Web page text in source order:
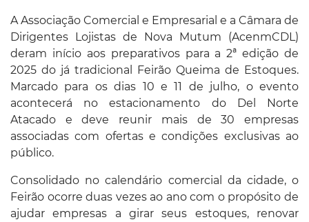
A Associação Comercial e Empresarial e a Câmara de
Dirigentes Lojistas de Nova Mutum (AcenmCDL)
deram início aos preparativos para a 2ª edição de
2025 do já tradicional Feirão Queima de Estoques.
Marcado para os dias 10 e 11 de julho, o evento
acontecerá no estacionamento do Del Norte
Atacado e deve reunir mais de 30 empresas
associadas com ofertas e condições exclusivas ao
público.
Consolidado no calendário comercial da cidade, o
Feirão ocorre duas vezes ao ano com o propósito de
ajudar empresas a girar seus estoques, renovar